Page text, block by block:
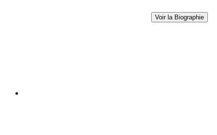
Voir la Biographie